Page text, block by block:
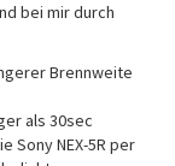
bei mir durch
Brennweite
als 30sec
Sony NEX-5R per